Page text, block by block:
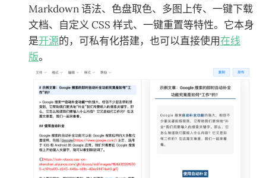
Markdown 语法、色盘取色、多图上传、一键下载
文档、自定义 CSS 样式、一键重置等特性。它本身
是开源的，可私有化搭建，也可以直接使用在线
版。